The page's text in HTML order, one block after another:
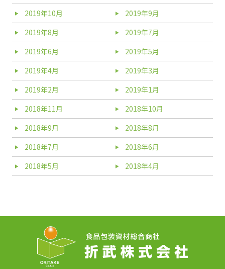
2019年10月
2019年9月
2019年8月
2019年7月
2019年6月
2019年5月
2019年4月
2019年3月
2019年2月
2019年1月
2018年11月
2018年10月
2018年9月
2018年8月
2018年7月
2018年6月
2018年5月
2018年4月